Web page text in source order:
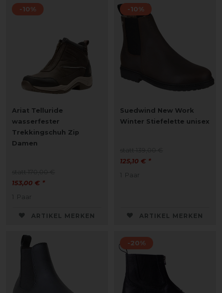
-10%
Ariat Telluride
wasserfester
Trekkingschuh Zip
Damen
153,00 € *
1 Paar
ARTIKEL MERKEN
-10%
Suedwind New Work
Winter Stiefelette unisex
125,10 € *
1 Paar
ARTIKEL MERKEN
-20%